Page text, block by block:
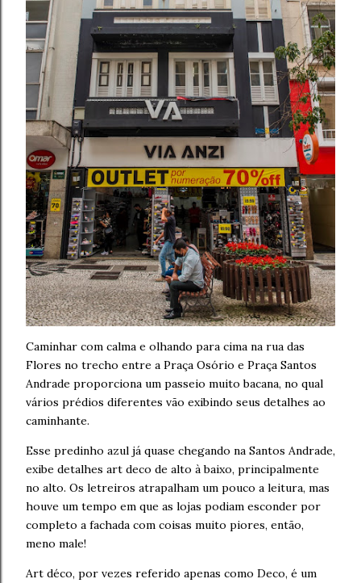
Caminhar com calma e olhando para cima na rua das
Flores no trecho entre a Praça Osório e Praça Santos
Andrade proporciona um passeio muito bacana, no qual
vários prédios diferentes vão exibindo seus detalhes ao
caminhante.
Esse predinho azul já quase chegando na Santos Andrade,
exibe detalhes art deco de alto à baixo, principalmente
no alto. Os letreiros atrapalham um pouco a leitura, mas
houve um tempo em que as lojas podiam esconder por
completo a fachada com coisas muito piores, então,
meno male!
Art déco, por vezes referido apenas como Deco, é um